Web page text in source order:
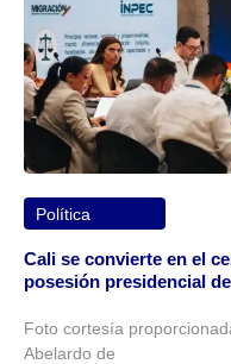
Política
Cali se convierte en el
posesión presidencial
Foto cortesía
Abelardo de